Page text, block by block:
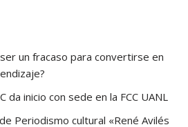
un fracaso para convertirse en
da inicio con sede en la FCC UANL
Periodismo cultural «René Avilés